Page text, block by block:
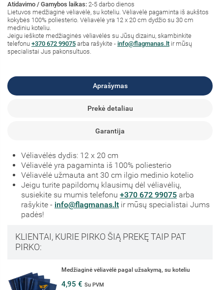
Atidavimo / Gamybos laikas: 2-5 darbo dienos
Lietuvos medžiaginė vėliavėlė, su koteliu. Vėliavėlė pagaminta iš aukštos
kokybės 100% poliesterio. Vėliavėlė yra 12 x 20 cm dydžio su 30 cm
mediniu koteliu.
Jeigu ieškote medžiaginės vėliavėlės su Jūsų dizainu, skambinkite
telefonu +370 672 99075 arba rašykite - info@flagmanas.lt ir mūsų
specialistai Jus pakonsultuos.
Aprašymas
Prekė detaliau
Garantija
Vėliavėlės dydis: 12 x 20 cm
Vėliavėlė yra pagaminta iš 100% poliesterio
Vėliavėlė užmauta ant 30 cm ilgio medinio kotelio
Jeigu turite papildomų klausimų dėl vėliavėlių,
susiekite su mumis telefonu +370 672 99075 arba
rašykite - info@flagmanas.lt ir mūsų specialistai Jums
padės!
KLIENTAI, KURIE PIRKO ŠIĄ PREKĘ TAIP PAT
PIRKO:
Europos Sąjungos vėliava
15,60 € 12,79 €